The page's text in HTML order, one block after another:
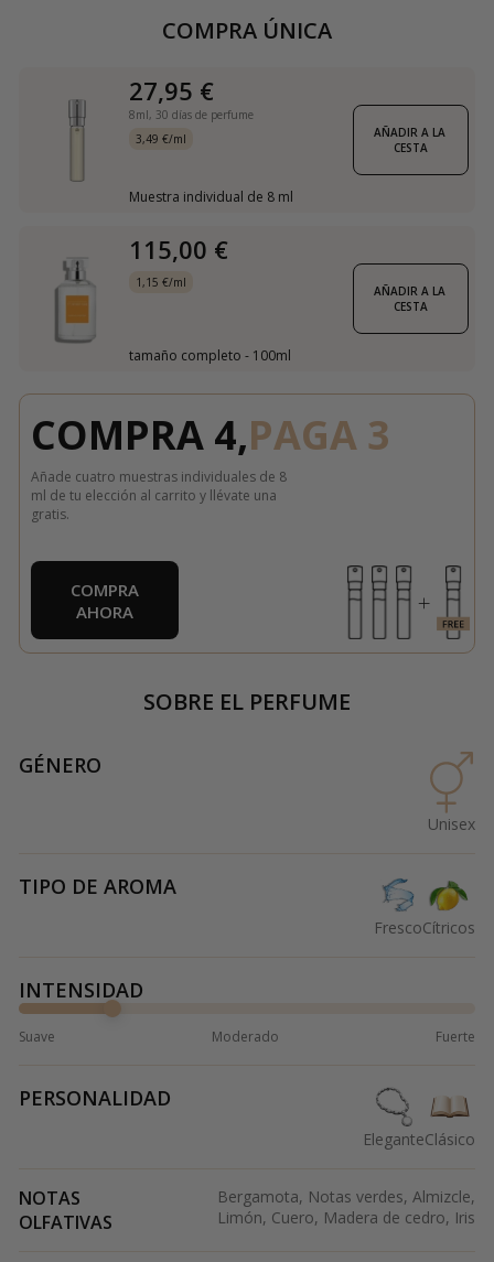
COMPRA ÚNICA
27,95 €
8ml, 30 días de perfume
3,49 €/ml
Muestra individual de 8 ml
AÑADIR A LA
CESTA
115,00 €
1,15 €/ml
tamaño completo - 100ml
AÑADIR A LA
CESTA
COMPRA 4,PAGA 3
Añade cuatro muestras individuales de 8
ml de tu elección al carrito y llévate una
gratis.
COMPRA
AHORA
SOBRE EL PERFUME
GÉNERO
Unisex
TIPO DE AROMA
FrescoCítricos
INTENSIDAD
Suave Moderado Fuerte
PERSONALIDAD
EleganteClásico
NOTAS
OLFATIVAS
Bergamota, Notas verdes, Almizcle,
Limón, Cuero, Madera de cedro, Iris